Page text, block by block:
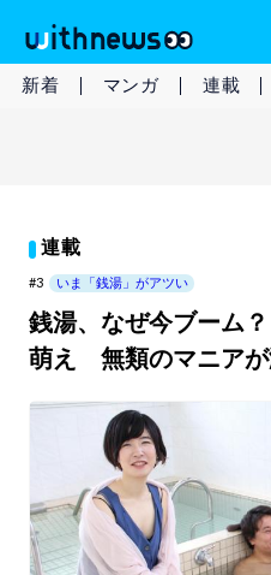
新着 マンガ 連載
連載
#3 いま「銭湯」がアツい
銭湯、なぜ今ブーム
萌え 無類のマニアが